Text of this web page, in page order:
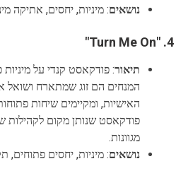
נושאים: מיניות, יחסים, אתיקה
4.
"Turn Me On"
תיאור: פודקאסט קנדי על מיניות
המנחים הם זוג שמתארח ושואל
האישיות, ומקיימים שיחות
פודקאסט שנותן מקום לקהילות
מגוונות.
נושאים: מיניות, יחסים